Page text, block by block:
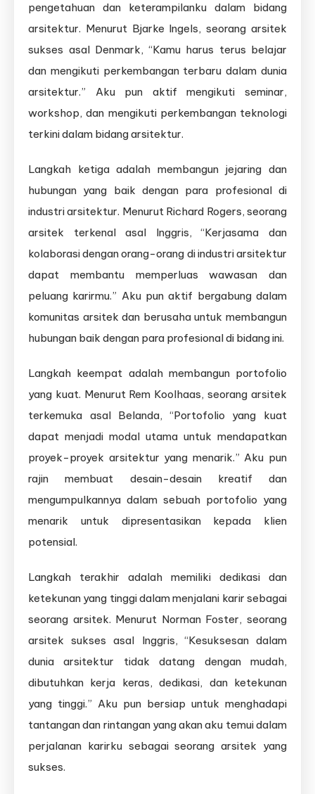
pengetahuan dan keterampilanku dalam bidang
arsitektur. Menurut Bjarke Ingels, seorang arsitek
sukses asal Denmark, “Kamu harus terus belajar
dan mengikuti perkembangan terbaru dalam dunia
arsitektur.” Aku pun aktif mengikuti seminar,
workshop, dan mengikuti perkembangan teknologi
terkini dalam bidang arsitektur.
Langkah ketiga adalah membangun jejaring dan
hubungan yang baik dengan para profesional di
industri arsitektur. Menurut Richard Rogers, seorang
arsitek terkenal asal Inggris, “Kerjasama dan
kolaborasi dengan orang-orang di industri arsitektur
dapat membantu memperluas wawasan dan
peluang karirmu.” Aku pun aktif bergabung dalam
komunitas arsitek dan berusaha untuk membangun
hubungan baik dengan para profesional di bidang ini.
Langkah keempat adalah membangun portofolio
yang kuat. Menurut Rem Koolhaas, seorang arsitek
terkemuka asal Belanda, “Portofolio yang kuat
dapat menjadi modal utama untuk mendapatkan
proyek-proyek arsitektur yang menarik.” Aku pun
rajin membuat desain-desain kreatif dan
mengumpulkannya dalam sebuah portofolio yang
menarik untuk dipresentasikan kepada klien
potensial.
Langkah terakhir adalah memiliki dedikasi dan
ketekunan yang tinggi dalam menjalani karir sebagai
seorang arsitek. Menurut Norman Foster, seorang
arsitek sukses asal Inggris, “Kesuksesan dalam
dunia arsitektur tidak datang dengan mudah,
dibutuhkan kerja keras, dedikasi, dan ketekunan
yang tinggi.” Aku pun bersiap untuk menghadapi
tantangan dan rintangan yang akan aku temui dalam
perjalanan karirku sebagai seorang arsitek yang
sukses.